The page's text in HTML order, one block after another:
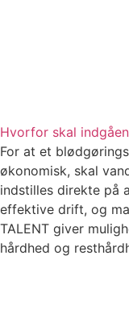
Hvorfor skal
For at et
økonomisk, skal
indstilles direkte på
effektive drift, og
TALENT giver
hårdhed og